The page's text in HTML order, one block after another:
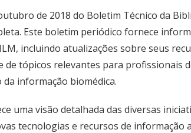
de 2018 do Boletim Técnico da
Este boletim periódico fornece
incluindo atualizações sobre seus
de tópicos relevantes para profissionais
informação biomédica.
uma visão detalhada das diversas
tecnologias e recursos de informação